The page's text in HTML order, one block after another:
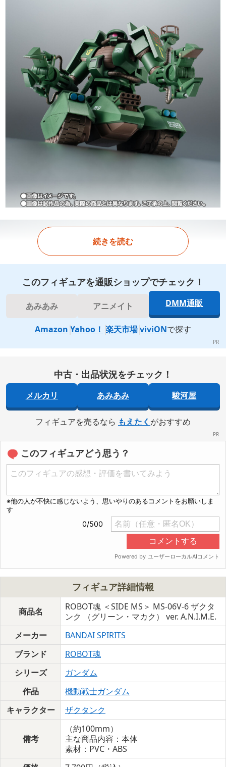
続きを読む
このフィギュアを通販ショップでチェック！
あみあみ アニメイト DMM通販
Amazon Yahoo！ 楽天市場 viviONで探す
中古・出品状況をチェック！
メルカリ あみあみ 駿河屋
フィギュアを売るなら もえたく がおすすめ
このフィギュアどう思う？
フィギュア詳細情報
商品名
ROBOT魂 ＜SIDE MS＞ MS-06V-6 ザクタ
ンク （グリーン・マカク） ver. A.N.I.M.E.
メーカー
BANDAI SPIRITS
ブランド
ROBOT魂
シリーズ
ガンダム
作品
機動戦士ガンダム
キャラクター
ザクタンク
備考
（約100mm）
主な商品内容：本体
素材：PVC・ABS